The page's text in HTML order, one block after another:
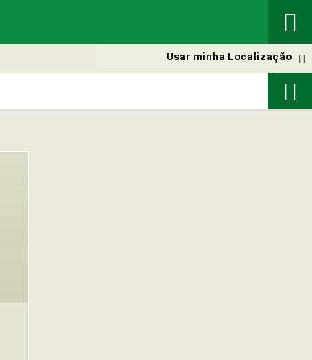


Usar minha Localização
